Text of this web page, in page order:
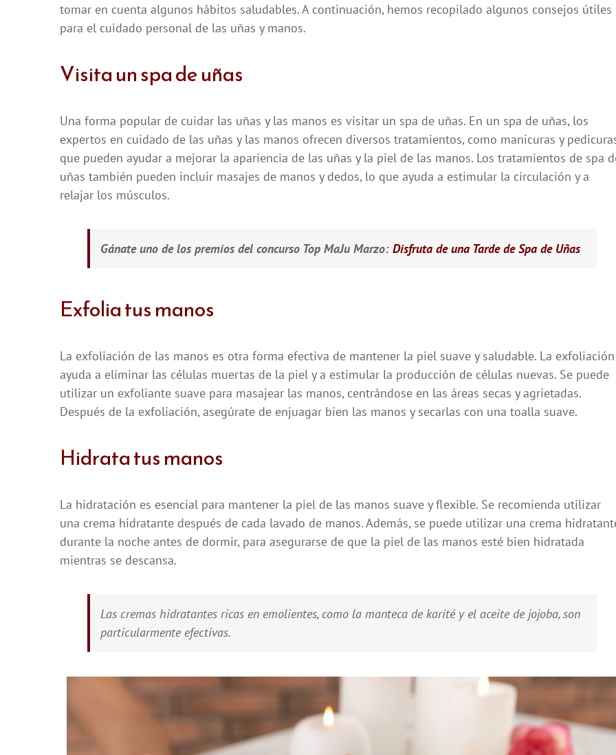
tomar en cuenta algunos hábitos saludables. A continuación, hemos recopilado algunos consejos útiles
para el cuidado personal de las uñas y manos.
Visita un spa de uñas
Una forma popular de cuidar las uñas y las manos es visitar un spa de uñas. En un spa de uñas, los
expertos en cuidado de las uñas y las manos ofrecen diversos tratamientos, como manicuras y
que pueden ayudar a mejorar la apariencia de las uñas y la piel de las manos. Los tratamientos de spa
uñas también pueden incluir masajes de manos y dedos, lo que ayuda a estimular la circulación y a
relajar los músculos.
Gánate uno de los premios del concurso Top MaJu Marzo: Disfruta de una Tarde de Spa de Uñas
Exfolia tus manos
La exfoliación de las manos es otra forma efectiva de mantener la piel suave y saludable. La exfoliación
ayuda a eliminar las células muertas de la piel y a estimular la producción de células nuevas. Se puede
utilizar un exfoliante suave para masajear las manos, centrándose en las áreas secas y agrietadas.
Después de la exfoliación, asegúrate de enjuagar bien las manos y secarlas con una toalla suave.
Hidrata tus manos
La hidratación es esencial para mantener la piel de las manos suave y flexible. Se recomienda utilizar
una crema hidratante después de cada lavado de manos. Además, se puede utilizar una crema
durante la noche antes de dormir, para asegurarse de que la piel de las manos esté bien hidratada
mientras se descansa.
Las cremas hidratantes ricas en emolientes, como la manteca de karité y el aceite de jojoba, son
particularmente efectivas.